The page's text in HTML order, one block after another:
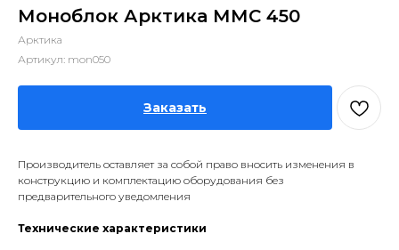
Моноблок Арктика ММС 450
Арктика
Артикул: mon050
Заказать
Производитель оставляет за собой право вносить изменения в
конструкцию и комплектацию оборудования без
предварительного уведомления
Технические характеристики